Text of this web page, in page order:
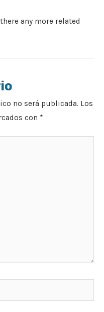
any more related
no será publicada. Los
con *